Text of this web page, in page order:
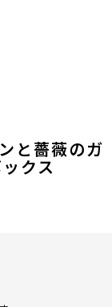
と薔薇のガ
クス